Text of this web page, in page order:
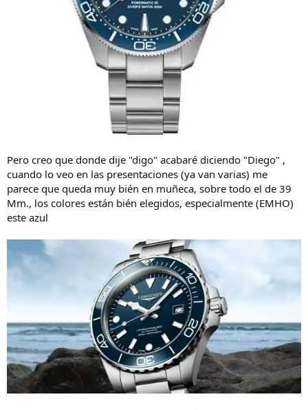
Pero creo que donde dije "digo" acabaré diciendo "Diego" ,
cuando lo veo en las presentaciones (ya van varias) me
parece que queda muy bién en muñeca, sobre todo el de 39
Mm., los colores están bién elegidos, especialmente (EMHO)
este azul